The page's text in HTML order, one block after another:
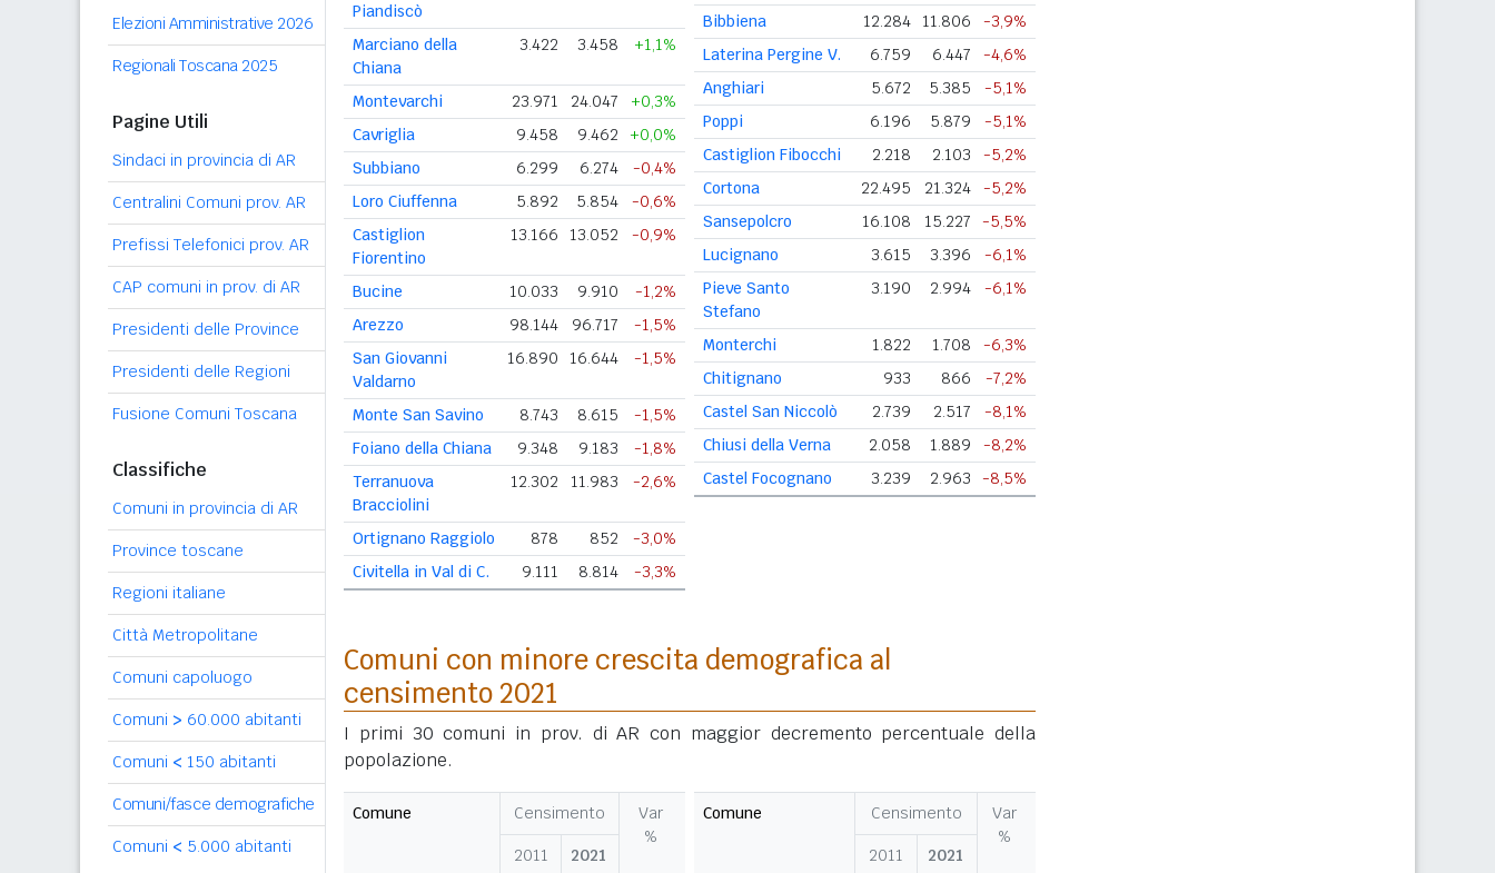
Elezioni Amministrative 2026
Regionali Toscana 2025
Pagine Utili
Sindaci in provincia di AR
Centralini Comuni prov. AR
Prefissi Telefonici prov. AR
CAP comuni in prov. di AR
Presidenti delle Province
Presidenti delle Regioni
Fusione Comuni Toscana
Classifiche
Comuni in provincia di AR
Province toscane
Regioni italiane
Città Metropolitane
Comuni capoluogo
Comuni > 60.000 abitanti
Comuni < 150 abitanti
Comuni/fasce demografiche
Comuni < 5.000 abitanti
Piandiscò
Marciano della
Chiana
3.422 3.458 +1,1%
Montevarchi 23.971 24.047
+0,3%
Cavriglia
9.458 9.462
+0,0%
Subbiano
6.299 6.274
-0,4%
Loro Ciuffenna
5.892 5.854
-0,6%
Castiglion
Fiorentino
13.166 13.052 -0,9%
Bucine 10.033 9.910
-1,2%
Arezzo
98.144 96.717
-1,5%
San Giovanni
Valdarno
16.890 16.644 -1,5%
Monte San Savino 8.743 8.615
-1,5%
Foiano della Chiana
9.348 9.183
-1,8%
Terranuova
Bracciolini
12.302 11.983 -2,6%
Ortignano Raggiolo 878 852
-3,0%
Civitella in Val di C.
9.111 8.814 -3,3%
Bibbiena
12.284 11.806
-3,9%
Laterina Pergine V.
6.759 6.447
-4,6%
Anghiari
5.672 5.385
-5,1%
Poppi
6.196 5.879
-5,1%
Castiglion Fibocchi
2.218 2.103
-5,2%
Cortona
22.495 21.324
-5,2%
Sansepolcro
16.108 15.227
-5,5%
Lucignano
3.615 3.396
-6,1%
Pieve Santo
Stefano
3.190 2.994 -6,1%
Monterchi 1.822 1.708
-6,3%
Chitignano
933 866
-7,2%
Castel San Niccolò
2.739 2.517
-8,1%
Chiusi della Verna
2.058 1.889
-8,2%
Castel Focognano
3.239 2.963 -8,5%
Comuni con minore crescita demografica al
censimento 2021
I primi 30 comuni in prov. di AR con maggior decremento percentuale della
popolazione.
Comune Censimento
Var
%
2011
2021
Comune Censimento
Var
%
2011
2021